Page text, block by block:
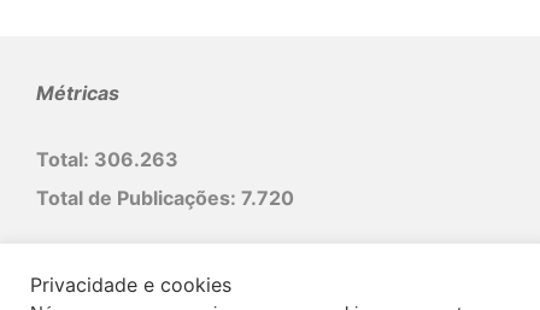
Métricas
Total: 306.263
Total de Publicações: 7.720
925 Indicações profissionais
em âmbito nacional
Privacidade e cookies